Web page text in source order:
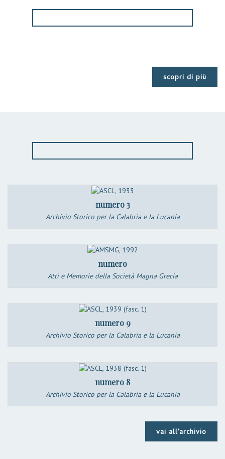
scopri di più
numero 3
Archivio Storico per la Calabria e la Lucania
numero
Atti e Memorie della Società Magna Grecia
numero 9
Archivio Storico per la Calabria e la Lucania
numero 8
Archivio Storico per la Calabria e la Lucania
vai all'archivio